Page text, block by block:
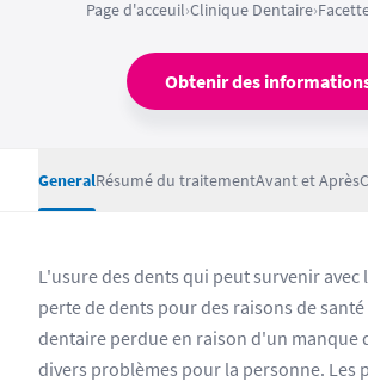
Page d'acceuil›Clinique Dentaire›
Obtenir des
GeneralRésumé du traitementAvant et Après
L'usure des dents qui peut survenir avec
perte de dents pour des raisons de
dentaire perdue en raison d'un manque
divers problèmes pour la personne. Les